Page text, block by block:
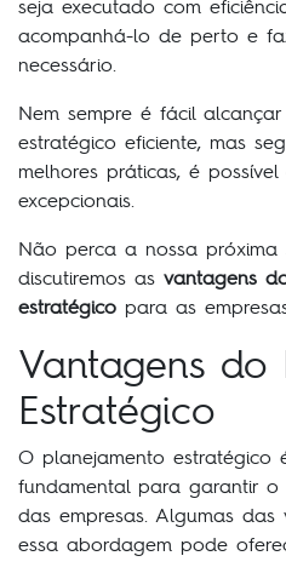
seja executado com
acompanhá-lo de perto e
necessário.
Nem sempre é fácil
estratégico eficiente, mas
melhores práticas, é
excepcionais.
Não perca a nossa próxima
discutiremos as vantagens
estratégico para as
Vantagens do
Estratégico
O planejamento estratégico
fundamental para garantir
das empresas. Algumas
essa abordagem pode